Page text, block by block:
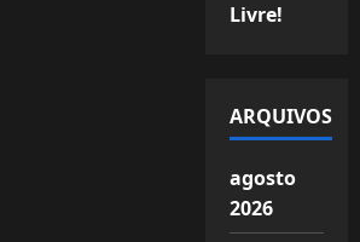
Livre!
ARQUIVOS
agosto
2026